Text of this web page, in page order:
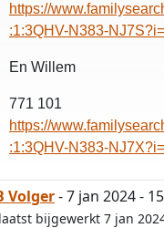
https://
:1:3QHV-N383-
En Willem
771 101
https://
:1:3QHV-N383-
Volger- 7 jan 2024 -
bijgewerkt 7 jan